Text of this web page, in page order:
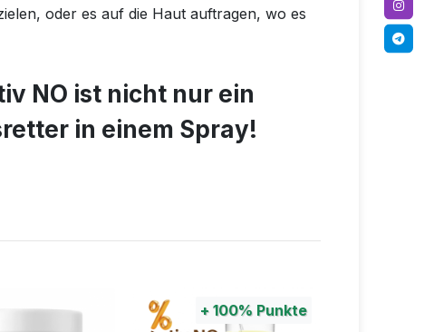
oder es auf die Haut auftragen, wo es
NO ist nicht nur ein
in einem Spray!
+ 100%Punkte